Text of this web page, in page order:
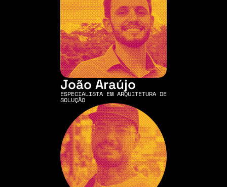
João Araújo
ESPECIALISTA EM ARQUITETURA DE
SOLUÇÃO